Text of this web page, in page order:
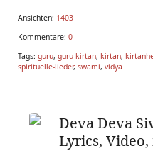
Ansichten: 1403
Kommentare: 0
Tags: guru, guru-kirtan, kirtan,
spirituelle-lieder, swami, vidya
Deva Deva
Lyrics, Video,